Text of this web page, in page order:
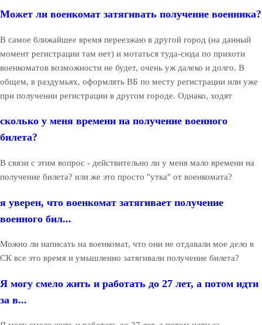
Может ли военкомат затягивать получение военника?
В самое ближайшее время переезжаю в другой город (на данный
момент регистрации там нет) и мотаться туда-сюда по прихоти
военкоматов возможности не будет, очень уж далеко и долго. В
общем, в раздумьях, оформлять ВБ по месту регистрации или уже
при получении регистрации в другом городе. Однако, ходят
сколько у меня времени на получение военного
билета?
В связи с этим вопрос - действительно ли у меня мало времени на
получение билета? или же это просто "утка" от военкомата?
я уверен, что военкомат затягивает получение
военного бил...
Можно ли написать на военкомат, что они не отдавали мое дело в
СК все это время и умышленно затягивали получение билета?
Я могу смело жить и работать до 27 лет, а потом идти
за в...